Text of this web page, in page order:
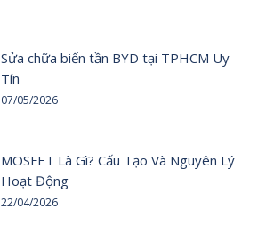
Sửa chữa biến tần BYD tại TPHCM Uy
Tín
07/05/2026
MOSFET Là Gì? Cấu Tạo Và Nguyên Lý
Hoạt Động
22/04/2026